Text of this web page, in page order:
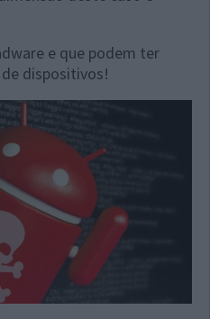
e que podem ter
dispositivos!